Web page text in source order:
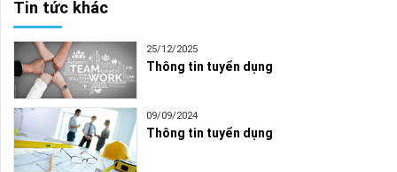
Tin tức khác
25/12/2025
Thông tin tuyển dụng
09/09/2024
Thông tin tuyển dụng